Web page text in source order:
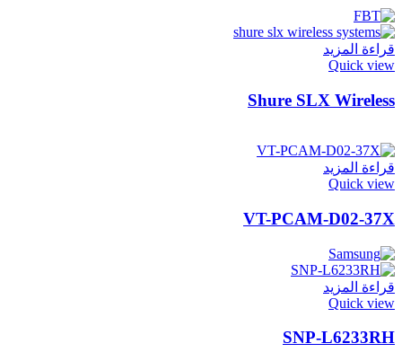
قراءة المزيد
Quick view
Shure SLX Wireless
قراءة المزيد
Quick view
VT-PCAM-D02-37X
قراءة المزيد
Quick view
SNP-L6233RH